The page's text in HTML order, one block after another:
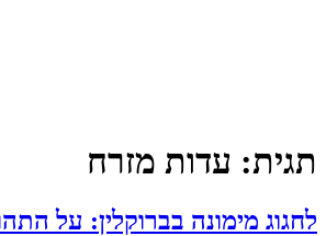
תגית: עדות מזרח
לחגוג מימונה בברוקלין: על